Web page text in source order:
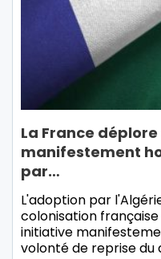
La France
manifestement
par…
L'adoption par
colonisation française
initiative
volonté de reprise du